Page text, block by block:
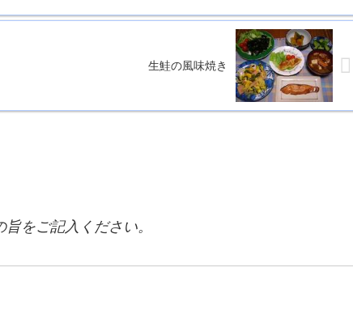
生鮭の風味焼き
をご記入ください。